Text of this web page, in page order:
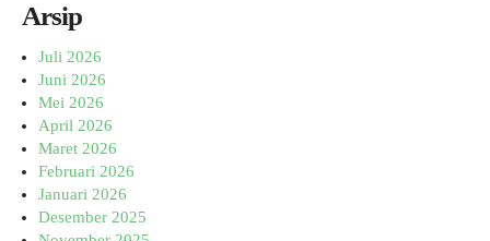
Arsip
Juli 2026
Juni 2026
Mei 2026
April 2026
Maret 2026
Februari 2026
Januari 2026
Desember 2025